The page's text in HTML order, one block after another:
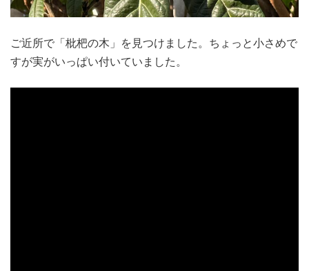
ご近所で「枇杷の木」を見つけました。ちょっと小さめで
すが実がいっぱい付いていました。